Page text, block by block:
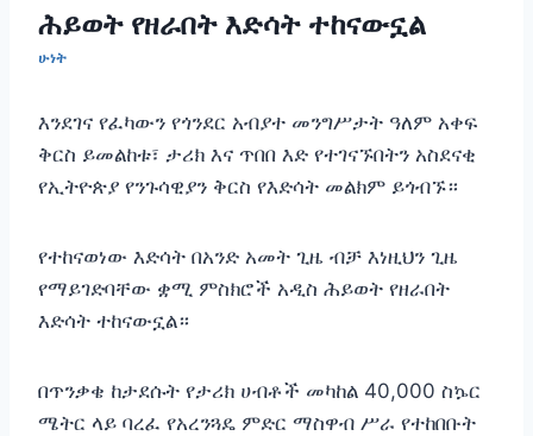
ሕይወት የዘራበት እድሳት ተከናውኗል
ሁነት
እንደገና የፈካውን የጎንደር አብያተ መንግሥታት ዓለም አቀፍ
ቅርስ ይመልከቱ፣ ታሪክ እና ጥበበ እድ የተገናኙበትን አስደናቂ
የኢትዮጵያ የንጉሳዊያን ቅርስ የእድሳት መልክም ይጎብኙ።
የተከናወነው እድሳት በአንድ አመት ጊዜ ብቻ እነዚህን ጊዜ
የማይገድባቸው ቋሚ ምስክሮች አዲስ ሕይወት የዘራበት
እድሳት ተከናውኗል።
በጥንቃቄ ከታደሱት የታሪክ ሀብቶች መካከል 40,000 ስኴር
ሜትር ላይ ባረፈ የአረንጓዴ ምድር ማስዋብ ሥራ የተከበቡት